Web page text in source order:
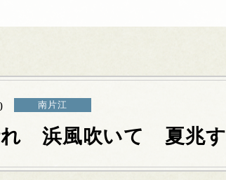
南片江
れ 浜風吹いて 夏兆す